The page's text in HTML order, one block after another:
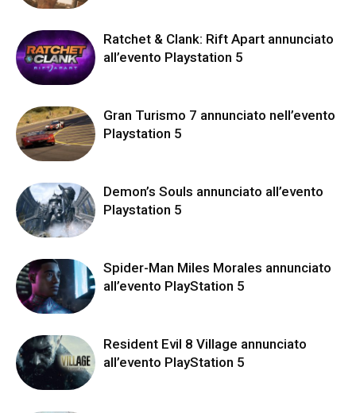
Ratchet & Clank: Rift Apart annunciato
all’evento Playstation 5
Gran Turismo 7 annunciato nell’evento
Playstation 5
Demon’s Souls annunciato all’evento
Playstation 5
Spider-Man Miles Morales annunciato
all’evento PlayStation 5
Resident Evil 8 Village annunciato
all’evento PlayStation 5